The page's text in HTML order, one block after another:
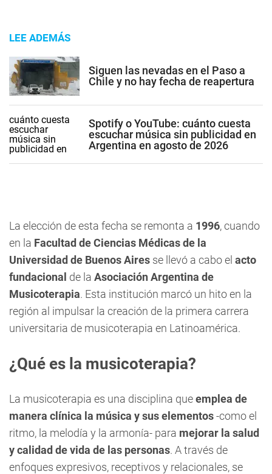
LEE ADEMÁS
Siguen las nevadas en el Paso a
Chile y no hay fecha de reapertura
Spotify o YouTube: cuánto cuesta
escuchar música sin publicidad en
Argentina en agosto de 2026
La elección de esta fecha se remonta a 1996, cuando
en la Facultad de Ciencias Médicas de la
Universidad de Buenos Aires se llevó a cabo el acto
fundacional de la Asociación Argentina de
Musicoterapia. Esta institución marcó un hito en la
región al impulsar la creación de la primera carrera
universitaria de musicoterapia en Latinoamérica.
¿Qué es la musicoterapia?
La musicoterapia es una disciplina queemplea de
manera clínica la música y sus elementos-como el
ritmo, la melodía y la armonía- para mejorar la salud
y calidad de vida de las personas. A través de
enfoques expresivos, receptivos y relacionales, se